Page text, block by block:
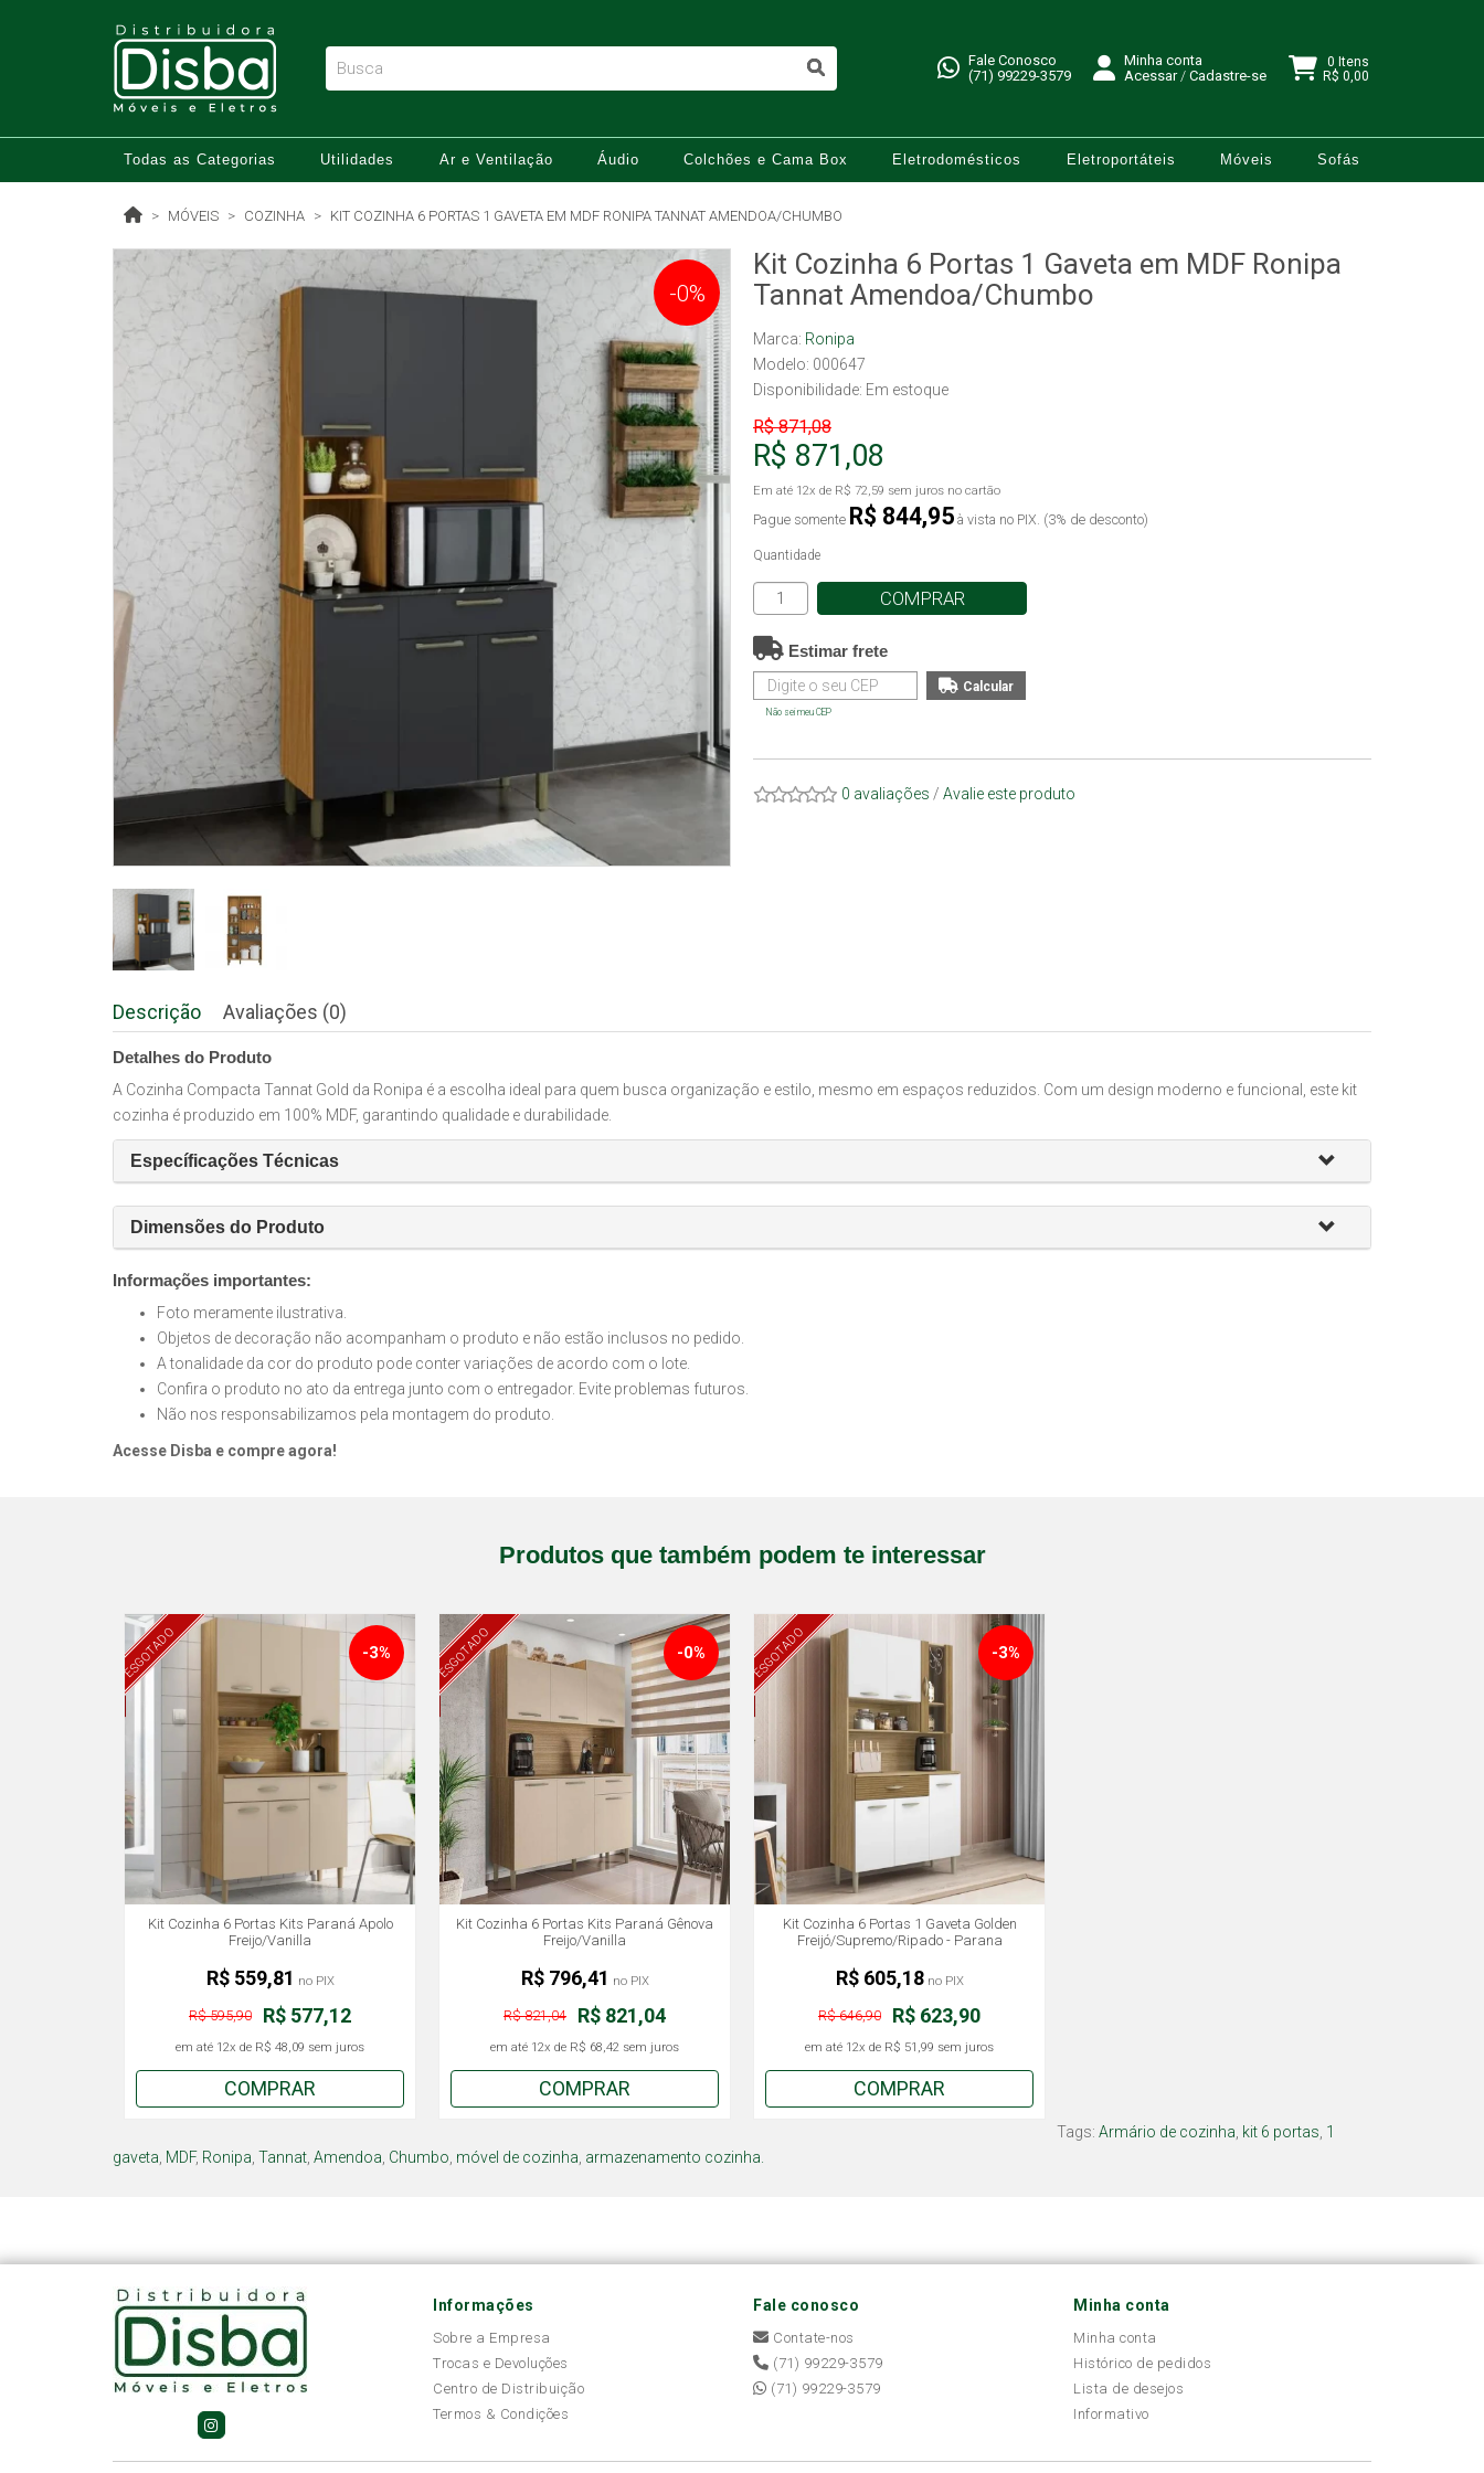
Fale Conosco
(71) 99229-3579
Minha conta
Acessar/ Cadastre-se
0 Itens
R$ 0,00
Todas as Categorias Utilidades Ar e Ventilação Áudio Colchões e Cama Box Eletrodomésticos Eletroportáteis Móveis Sofás
MÓVEIS COZINHA KIT COZINHA 6 PORTAS 1 GAVETA EM MDF RONIPA TANNAT AMENDOA/CHUMBO
-0%
Kit Cozinha 6 Portas 1 Gaveta em MDF Ronipa
Tannat Amendoa/Chumbo
Marca: Ronipa
Modelo: 000647
Disponibilidade: Em estoque
R$ 871,08
R$ 871,08
Em até 12x de R$ 72,59 sem juros no cartão
Pague somente R$ 844,95 à vista no PIX. (3% de desconto)
Quantidade
COMPRAR
Estimar frete
Não sei meu CEP
0 avaliações / Avalie este produto
Descrição Avaliações (0)
Detalhes do Produto
A Cozinha Compacta Tannat Gold da Ronipa é a escolha ideal para quem busca organização e estilo, mesmo em espaços reduzidos. Com um design moderno e funcional, este kit
cozinha é produzido em 100% MDF, garantindo qualidade e durabilidade.
Específicações Técnicas
Dimensões do Produto
Informações importantes:
Foto meramente ilustrativa.
Objetos de decoração não acompanham o produto e não estão inclusos no pedido.
A tonalidade da cor do produto pode conter variações de acordo com o lote.
Confira o produto no ato da entrega junto com o entregador. Evite problemas futuros.
Não nos responsabilizamos pela montagem do produto.
Acesse Disba e compre agora!
Produtos que também podem te interessar
ESGOTADO
Kit Cozinha 6 Portas Kits Paraná Apolo
Freijo/Vanilla
-3%
R$ 577,12
R$ 595,90
em até 12x de R$ 48,09 sem juros
R$ 559,81 no PIX
COMPRAR
ESGOTADO
Kit Cozinha 6 Portas Kits Paraná Gênova
Freijo/Vanilla
-0%
R$ 821,04
R$ 821,04
em até 12x de R$ 68,42 sem juros
R$ 796,41 no PIX
COMPRAR
ESGOTADO
Kit Cozinha 6 Portas 1 Gaveta Golden
Freijó/Supremo/Ripado - Parana
-3%
R$ 623,90
R$ 646,90
em até 12x de R$ 51,99 sem juros
R$ 605,18no PIX
COMPRAR
Tags: Armário de cozinha kit 6 portas 1
gaveta MDF, Ronipa Tannat Amendoa Chumbo móvel de cozinha armazenamento cozinha.
Informações
Sobre a Empresa
Trocas e Devoluções
Centro de Distribuição
Termos & Condições
Fale conosco
Contate-nos
(71) 99229-3579
(71) 99229-3579
Minha conta
Minha conta
Histórico de pedidos
Lista de desejos
Informativo